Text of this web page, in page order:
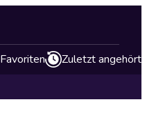
Favoriten Zuletzt angehört